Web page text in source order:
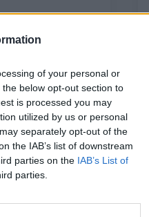
of your personal or
below opt-out section to
is processed you may
utilized by us or personal
separately opt-out of the
the IAB’s list of downstream
parties on the IAB’s List of
parties.
μας